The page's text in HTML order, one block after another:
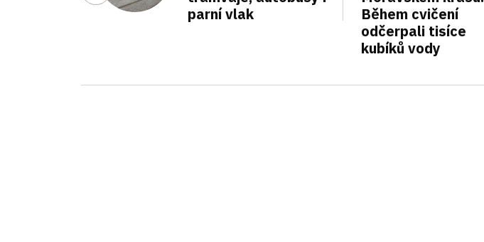
parní vlak
Během cvičení
odčerpali tisíce
kubíků vody